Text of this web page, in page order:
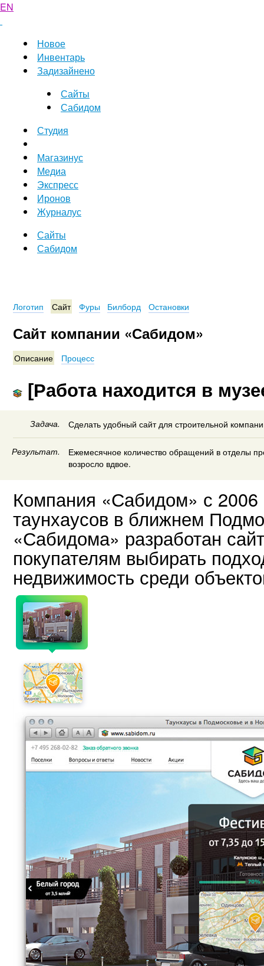
EN
Новое
Инвентарь
Задизайнено
Сайты
Сабидом
Студия
Магазинус
Медиа
Экспресс
Иронов
Журналус
Сайты
Сабидом
Логотип Сайт Фуры Билборд Остановки
Сайт компании «Сабидом»
Описание Процесс
[Работа находится в
Задача. Сделать удобный сайт для строительной
Результат.
Ежемесячное количество обращений в отделы
возросло вдвое.
Компания «Сабидом» с 2006
таунхаусов в ближнем
«Сабидома» разработан
покупателям выбирать
недвижимость среди